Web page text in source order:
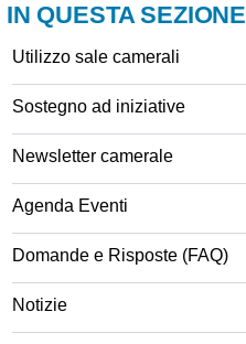
IN QUESTA SEZIONE
Utilizzo sale camerali
Sostegno ad iniziative
Newsletter camerale
Agenda Eventi
Domande e Risposte (FAQ)
Notizie